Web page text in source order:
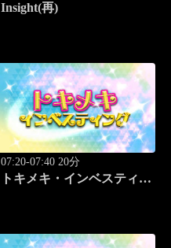
Insight(再)
07:20-07:40 20分
トキメキ・インベスティン